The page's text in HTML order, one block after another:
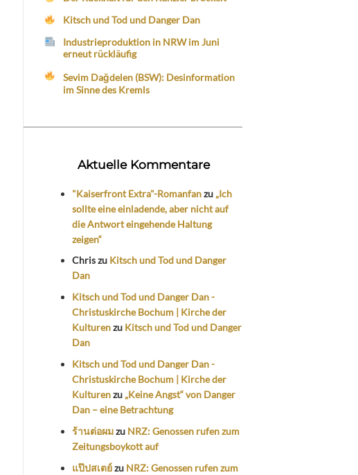
Kitsch und Tod und Danger Dan
Industrieproduktion in NRW im Juni
erneut rückläufig
Sevim Dağdelen (BSW): Desinformation
im Sinne des Kremls
Aktuelle Kommentare
"Kaiserfront Extra"-Romanfanzu „Ich
sollte eine einladende, aber nicht auf
die Antwort eingehende Haltung
zeigen“
Chriszu Kitsch und Tod und Danger
Dan
Kitsch und Tod und Danger Dan -
Christuskirche Bochum | Kirche der
Kulturenzu Kitsch und Tod und Danger
Dan
Kitsch und Tod und Danger Dan -
Christuskirche Bochum | Kirche der
Kulturenzu „Keine Angst“ von Danger
Dan – eine Betrachtung
ร้านต่อผมzu NRZ: Genossen rufen zum
Zeitungsboykott auf
แป๊ปสเตย์zu NRZ: Genossen rufen zum